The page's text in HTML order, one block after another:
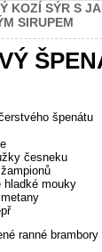
KOZÍ SÝR S
SIRUPEM
špenátu
česneku
hladké mouky
ranné brambory